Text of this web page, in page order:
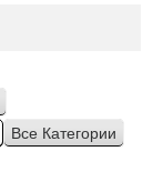
Все Категории